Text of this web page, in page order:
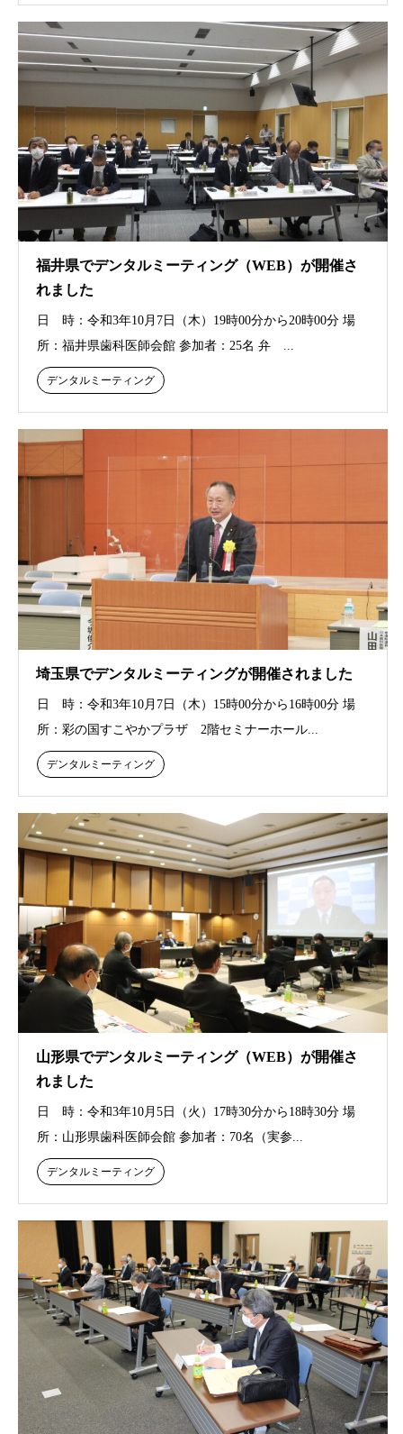
福井県でデンタルミーティング（WEB）が開催さ
れました
日 時：令和3年10月7日（木）19時00分から20時00分 場
所：福井県歯科医師会館 参加者：25名 弁 ...
デンタルミーティング
埼玉県でデンタルミーティングが開催されました
日 時：令和3年10月7日（木）15時00分から16時00分 場
所：彩の国すこやかプラザ 2階セミナーホール...
デンタルミーティング
山形県でデンタルミーティング（WEB）が開催さ
れました
日 時：令和3年10月5日（火）17時30分から18時30分 場
所：山形県歯科医師会館 参加者：70名（実参...
デンタルミーティング